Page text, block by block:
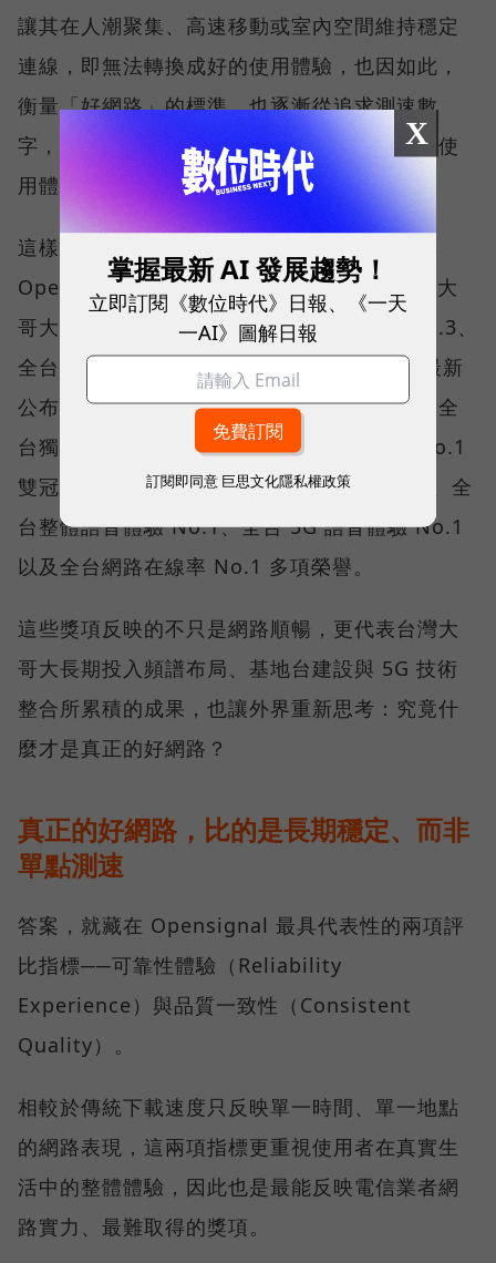
讓其在人潮聚集、高速移動或室內空間維持穩定
連線，即無法轉換成好的使用體驗，也因如此，
衡量「好網路」的標準，也逐漸從追求測速數
字，轉向任何時間、任何地點都能穩定連線的使
用體驗。
這樣的轉變，也反映在國際權威網路分析機構
Opensignal 公布的評比結果。今年初，台灣大
哥大不僅率先奪下「 4G／5G 在線率全球 No.3、
全台 No.1 」國際級榮譽，在 Opensignal 最新
公布的台灣行動網路體驗報告中，更一舉斬獲全
台獨有的「可靠性體驗」與「品質一致性」No.1
雙冠王，同時，包辦全台整體影音體驗 No.1、全
台整體語音體驗 No.1、全台 5G 語音體驗 No.1
以及全台網路在線率 No.1 多項榮譽。
這些獎項反映的不只是網路順暢，更代表台灣大
哥大長期投入頻譜布局、基地台建設與 5G 技術
整合所累積的成果，也讓外界重新思考：究竟什
麼才是真正的好網路？
真正的好網路，比的是長期穩定、而非
單點測速
答案，就藏在 Opensignal 最具代表性的兩項評
比指標──可靠性體驗（Reliability
Experience）與品質一致性（Consistent
Quality）。
相較於傳統下載速度只反映單一時間、單一地點
的網路表現，這兩項指標更重視使用者在真實生
活中的整體體驗，因此也是最能反映電信業者網
路實力、最難取得的獎項。
X
掌握最新 AI 發展趨勢！
立即訂閱《數位時代》日報、《一天
一AI》圖解日報
訂閱即同意 巨思文化隱私權政策